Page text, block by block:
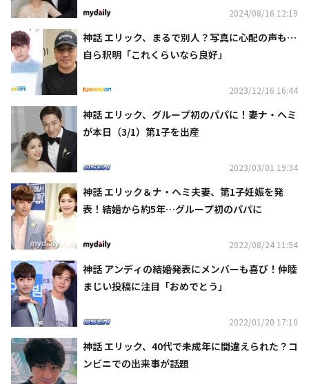
2024/08/16 12:19
神話 エリック、まるで別人？写真に心配の声も…
自ら釈明「これくらいなら良好」
2023/12/16 16:44
神話 エリック、グループ初のパパに！妻ナ・ヘミ
が本日（3/1）第1子を出産
2023/03/01 19:34
神話 エリック＆ナ・ヘミ夫妻、第1子妊娠を発
表！結婚から約5年…グループ初のパパに
2022/08/24 11:54
神話 アンディの結婚発表にメンバーも喜び！仲睦
まじい投稿に注目「おめでとう」
2022/01/20 17:10
神話 エリック、40代で未成年に間違えられた？コ
ンビニでの出来事が話題